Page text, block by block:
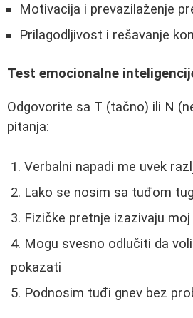
Motivacija i prevazilaženje
Prilagodljivost i rešavanje
Test emocionalne
Odgovorite sa T (tačno) ili N
pitanja:
Verbalni napadi me uvek
Lako se nosim sa tuđom
Fizičke pretnje izazivaju
Mogu svesno odlučiti da
pokazati
Podnosim tuđi gnev bez